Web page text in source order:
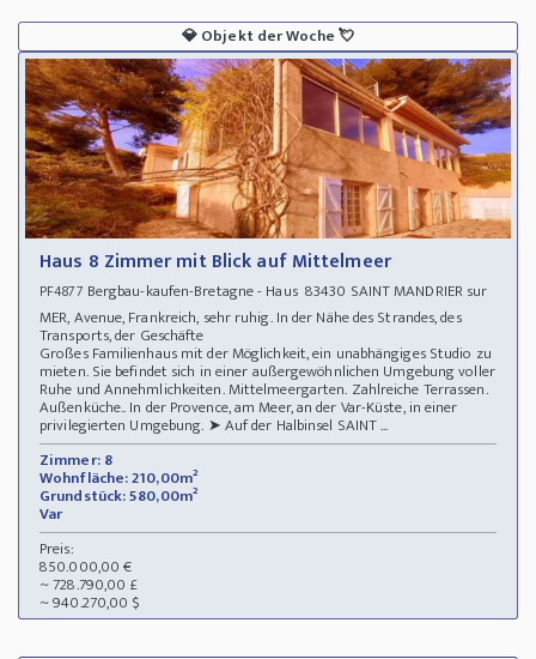
💎Objekt der Woche💘
Haus 8 Zimmer mit Blick auf Mittelmeer
PF4877 Bergbau-kaufen-Bretagne - Haus 83430 SAINT MANDRIER sur
MER, Avenue, Frankreich, sehr ruhig. In der Nähe des Strandes, des
Transports, der Geschäfte
Großes Familienhaus mit der Möglichkeit, ein unabhängiges Studio zu
mieten. Sie befindet sich in einer außergewöhnlichen Umgebung voller
Ruhe und Annehmlichkeiten. Mittelmeergarten. Zahlreiche Terrassen.
Außenküche.. In der Provence, am Meer, an der Var-Küste, in einer
privilegierten Umgebung. ➤ Auf der Halbinsel SAINT ...
Zimmer: 8
Wohnfläche: 210,00m²
Grundstück: 580,00m²
Var
Preis:
850.000,00 €
~ 728.790,00 £
~ 940.270,00 $